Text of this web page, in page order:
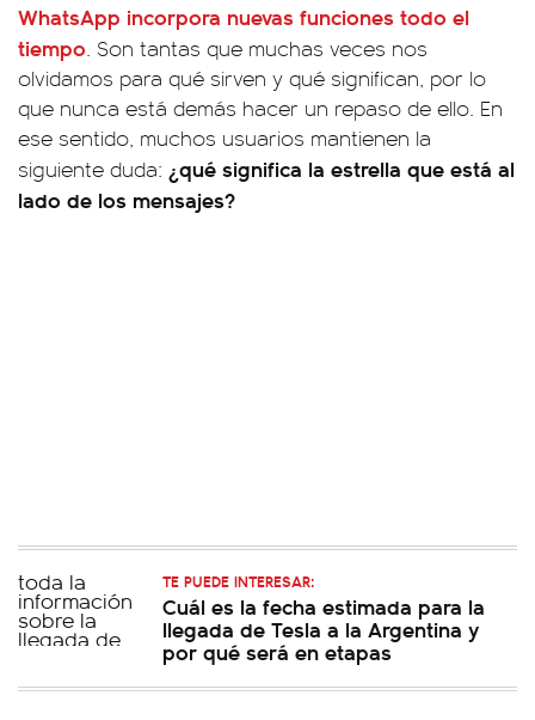
WhatsApp incorpora nuevas funciones todo el
tiempo. Son tantas que muchas veces nos
olvidamos para qué sirven y qué significan, por lo
que nunca está demás hacer un repaso de ello. En
ese sentido, muchos usuarios mantienen la
siguiente duda: ¿qué significa la estrella que está al
lado de los mensajes?
TE PUEDE INTERESAR:
Cuál es la fecha estimada para la
llegada de Tesla a la Argentina y
por qué será en etapas